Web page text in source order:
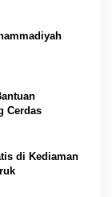
Cerdas
di Kediaman